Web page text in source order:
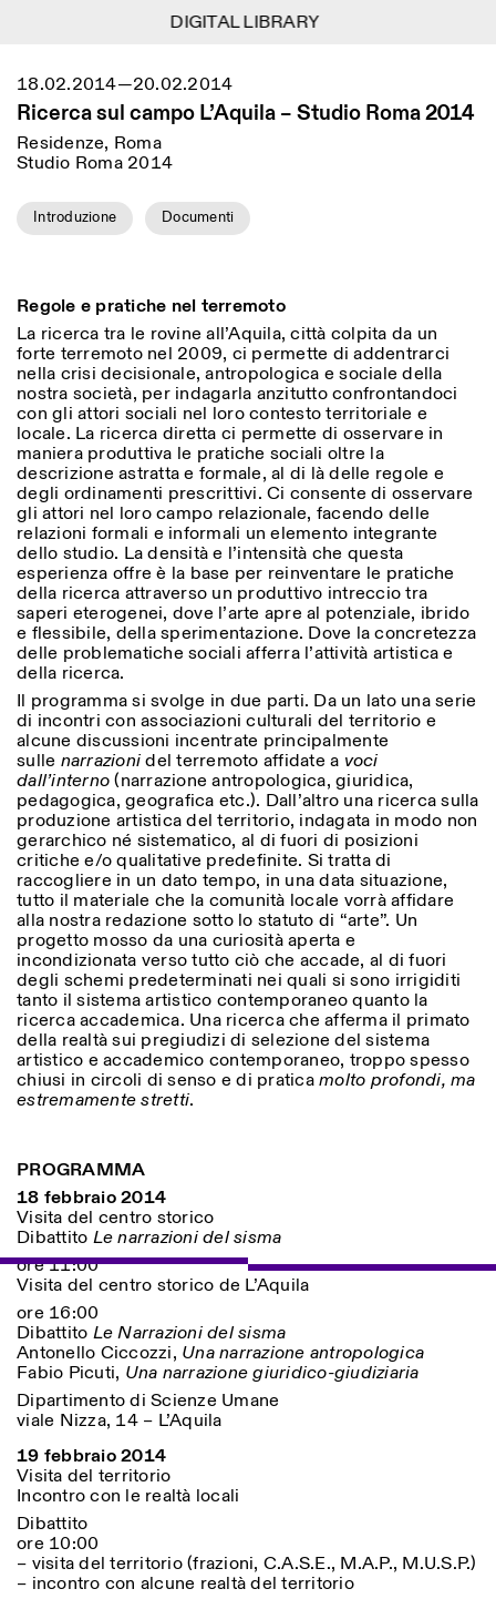
Menu
Lingua
Istituto Svizzero
Ricerca
Residenze
Organizzazione
Biblioteca
Jobs
Altre Attività
NEWSLETTER
Registrati alla nostra newsletter per ricevere
informazioni sui nostri eventi
Facebook Instagram Linkedin Vimeo
Privacy Policy
Information
ISTITUTO SVIZZERO
ROMA
roma@istitutosvizzero.it
vicino alla metro A fermata
Barberini
ORARI PORTINERIA:
LUN-VEN
09:00–13:30, 14:30–18:00
ORARI MOSTRE:
Atlas Studios
Mercoledì/Venerdì: 14:30-
18:30
Giovedì: 14:30-20:00
Sabato/Domenica: 11:00-
18:30
VISITE GUIDATE:
Solo su prenotazione
(italiano, inglese)
Tariffa: 10€ per persona
Per prenotazioni:
visite@istitutosvizzero.it
agli animali
ISTITUTO SVIZZERO
MILANO
Sede di Milano
ORARI MOSTRE:
Lunedì/Venerdì: 11:00-
Giovedì: 11:00-20:00
Sabato: 14:00-18:00
Filtri
Area di appartenenza
Arte
Luogo
Categoria
Tutte le categorie
Antropologia
Archeologia
Architettura
Arte
Astrofisica
Book launch
Altre opzioni...
Durata (giorni)
1
> 1
18.02.2014—20.02.2014
Ricerca sul campo L’Aquila – Studio Roma 2014
Residenze, Roma
Studio Roma 2014
Introduzione Documenti
Regole e pratiche nel terremoto
La ricerca tra le rovine all’Aquila, città colpita da un
forte terremoto nel 2009, ci permette di addentrarci
nella crisi decisionale, antropologica e sociale della
nostra società, per indagarla anzitutto confrontandoci
con gli attori sociali nel loro contesto territoriale e
locale. La ricerca diretta ci permette di osservare in
maniera produttiva le pratiche sociali oltre la
descrizione astratta e formale, al di là delle regole e
degli ordinamenti prescrittivi. Ci consente di osservare
gli attori nel loro campo relazionale, facendo delle
relazioni formali e informali un elemento integrante
dello studio. La densità e l’intensità che questa
esperienza offre è la base per reinventare le pratiche
della ricerca attraverso un produttivo intreccio tra
saperi eterogenei, dove l’arte apre al potenziale, ibrido
e flessibile, della sperimentazione. Dove la concretezza
delle problematiche sociali afferra l’attività artistica e
della ricerca.
Il programma si svolge in due parti. Da un lato una serie
di incontri con associazioni culturali del territorio e
alcune discussioni incentrate principalmente
sulle narrazionidel terremoto affidate a voci
dall’interno(narrazione antropologica, giuridica,
pedagogica, geografica etc.). Dall’altro una ricerca sulla
produzione artistica del territorio, indagata in modo non
gerarchico né sistematico, al di fuori di posizioni
critiche e/o qualitative predefinite. Si tratta di
raccogliere in un dato tempo, in una data situazione,
tutto il materiale che la comunità locale vorrà affidare
alla nostra redazione sotto lo statuto di “arte”. Un
progetto mosso da una curiosità aperta e
incondizionata verso tutto ciò che accade, al di fuori
degli schemi predeterminati nei quali si sono irrigiditi
tanto il sistema artistico contemporaneo quanto la
ricerca accademica. Una ricerca che afferma il primato
della realtà sui pregiudizi di selezione del sistema
artistico e accademico contemporaneo, troppo spesso
chiusi in circoli di senso e di praticamolto profondi, ma
estremamente stretti.
PROGRAMMA
18 febbraio 2014
Visita del centro storico
Dibattito Le narrazioni del sisma
ore 11:00
Visita del centro storico de L’Aquila
ore 16:00
Dibattito Le Narrazioni del sisma
Antonello Ciccozzi, Una narrazione antropologica
Fabio Picuti, Una narrazione giuridico-giudiziaria
Dipartimento di Scienze Umane
viale Nizza, 14 – L’Aquila
19 febbraio 2014
Visita del territorio
Incontro con le realtà locali
Dibattito
ore 10:00
– visita del territorio (frazioni, C.A.S.E., M.A.P., M.U.S.P.)
– incontro con alcune realtà del territorio
DIGITAL LIBRARY
DIGITAL LIBRARY